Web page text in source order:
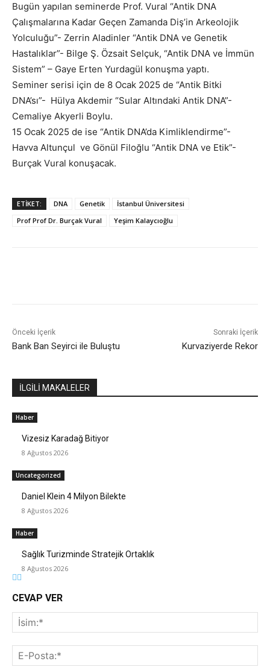
Bugün yapılan seminerde Prof. Vural “Antik DNA
Çalışmalarına Kadar Geçen Zamanda Diş’in Arkeolojik
Yolculuğu”- Zerrin Aladinler “Antik DNA ve Genetik
Hastalıklar”- Bilge Ş. Özsait Selçuk, “Antik DNA ve İmmün
Sistem” – Gaye Erten Yurdagül konuşma yaptı.
Seminer serisi için de 8 Ocak 2025 de “Antik Bitki
DNA’sı”- Hülya Akdemir “Sular Altındaki Antik DNA”-
Cemaliye Akyerli Boylu.
15 Ocak 2025 de ise “Antik DNA’da Kimliklendirme”-
Havva Altunçul ve Gönül Filoğlu “Antik DNA ve Etik”-
Burçak Vural konuşacak.
ETIKET: DNA Genetik
İstanbul Üniversitesi
Prof Prof Dr. Burçak Vural
Yeşim Kalaycıoğlu
Önceki İçerik
Bank Ban Seyirci ile Buluştu
Sonraki İçerik
Kurvaziyerde Rekor
İLGİLİ MAKALELER
Haber
Vizesiz Karadağ Bitiyor
8 Ağustos 2026
Uncategorized
Daniel Klein 4 Milyon Bilekte
8 Ağustos 2026
Haber
Sağlık Turizminde Stratejik Ortaklık
8 Ağustos 2026
CEVAP VER